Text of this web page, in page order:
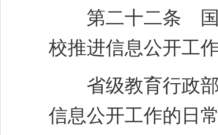
第二十二条 国
校推进信息公开工
省级教育行政部
信息公开工作的日